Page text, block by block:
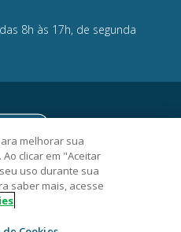
8h às 17h, de segunda
melhorar sua
clicar em "Aceitar
uso durante sua
saber mais, acesse